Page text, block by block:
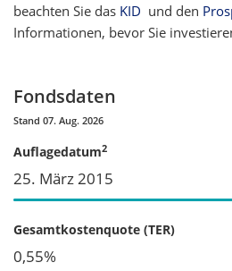
beachten Sie das KID und den
Informationen, bevor Sie
Fondsdaten
Stand 07. Aug. 2026
Auflagedatum2
25. März 2015
Gesamtkostenquote (TER)
0,55%